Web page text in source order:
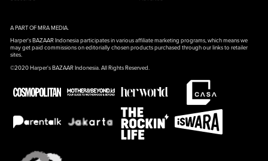
A PART OF MRA MEDIA.
Harper's BAZAAR Indonesia participates in various affiliate marketing programs, which means we
may get paid commissions on editorially chosen products purchased through our links to retailer
sites.
©2020 Harper's BAZAAR Indonesia. All Rights Reserved.